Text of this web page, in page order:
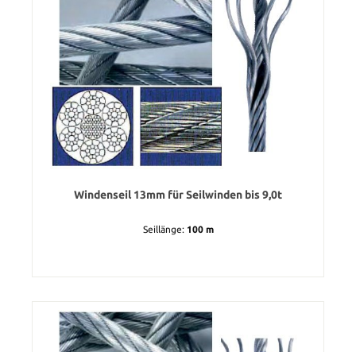
Windenseil 13mm für Seilwinden bis 9,0t
Seillänge: 100 m